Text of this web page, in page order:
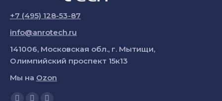
+7 (495) 128-53-87
info@anrotech.ru
141006, Московская обл., г. Мытищи,
Олимпийский проспект 15к13
Мы на Ozon
Ищите нас: